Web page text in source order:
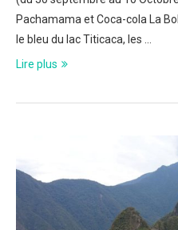
Pachamama et Coca-cola La
le bleu du lac Titicaca, les …
Lire plus